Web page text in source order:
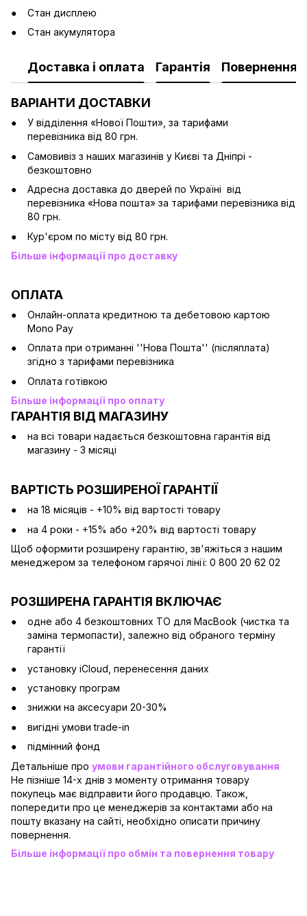
Стан дисплею
Стан акумулятора
Доставка і оплата Гарантія Повернення
ВАРІАНТИ ДОСТАВКИ
У відділення «Нової Пошти», за тарифами
перевізника від 80 грн.
Cамовивіз з наших магазинів у Києві та Дніпрі -
безкоштовно
Адресна доставка до дверей по Україні від
перевізника «Нова пошта» за тарифами перевізника від
80 грн.
Кур'єром по місту від 80 грн.
Більше інформації про доставку
ОПЛАТА
Онлайн-оплата кредитною та дебетовою картою
Mono Pay
Оплата при отриманні ''Нова Пошта'' (післяплата)
згідно з тарифами перевізника
Оплата готівкою
Більше інформації про оплату
ГАРАНТІЯ ВІД МАГАЗИНУ
на всі товари надається безкоштовна гарантія від
магазину - 3 місяці
ВАРТІСТЬ РОЗШИРЕНОЇ ГАРАНТІЇ
на 18 місяців - +10% від вартості товару
на 4 роки - +15% або +20% від вартості товару
Щоб оформити розширену гарантію, зв'яжіться з нашим
менеджером за телефоном гарячої лінії: 0 800 20 62 02
РОЗШИРЕНА ГАРАНТІЯ ВКЛЮЧАЄ
одне або 4 безкоштовних ТО для MacBook (чистка та
заміна термопасти), залежно від обраного терміну
гарантії
установку iCloud, перенесення даних
установку програм
знижки на аксесуари 20-30%
вигідні умови trade-in
підмінний фонд
Детальніше про умови гарантійного обслуговування
Не пізніше 14-х днів з моменту отримання товару
покупець має відправити його продавцю. Також,
попередити про це менеджерів за контактами або на
пошту вказану на сайті, необхідно описати причину
повернення.
Більше інформації про обмін та повернення товару